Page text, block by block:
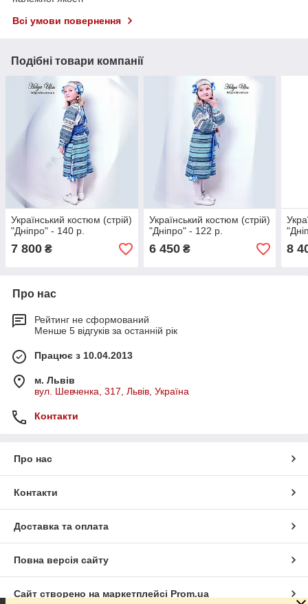
Всі умови повернення
Подібні товари компанії
Український костюм (стрій)
"Дніпро" - 140 р.
7 800 ₴
Український костюм (стрій)
"Дніпро" - 122 р.
6 450₴ 8
Про нас
Рейтинг не сформований
Менше 5 відгуків за останній рік
Працює з 10.04.2013
м. Львів
вул. Шевченка, 317, Львів, Україна
Контакти
Про нас
Контакти
Доставка та оплата
Повна версія сайту
Сайт створено на маркетплейсі Prom.ua